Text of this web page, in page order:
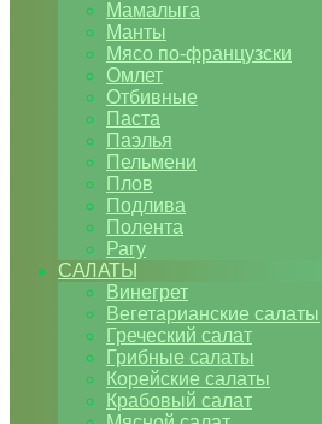
Мамалыга
Манты
Мясо по-французски
Омлет
Отбивные
Паста
Паэлья
Пельмени
Плов
Подлива
Полента
Рагу
САЛАТЫ
Винегрет
Вегетарианские салаты
Греческий салат
Грибные салаты
Корейские салаты
Крабовый салат